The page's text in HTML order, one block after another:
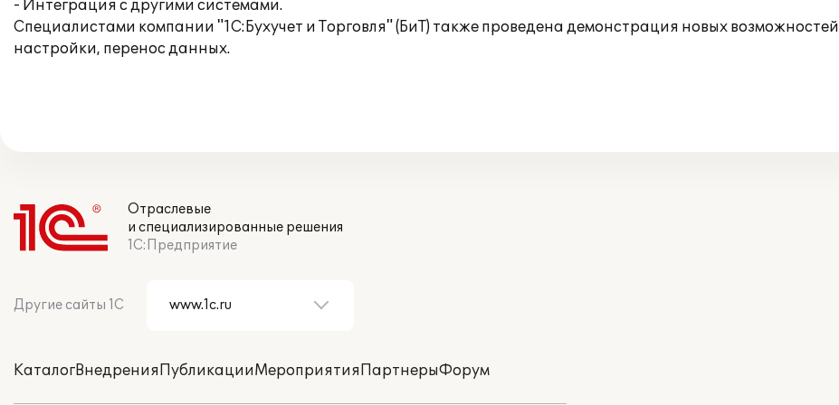
- Интеграция с другими системами.
Специалистами компании "1С:Бухучет и Торговля" (БиТ) также проведена демонстрация новых
настройки, перенос данных.
Отраслевые
и специализированные решения
1С:Предприятие
Другие сайты 1С
КаталогВнедренияПубликацииМероприятияПартнерыФорум